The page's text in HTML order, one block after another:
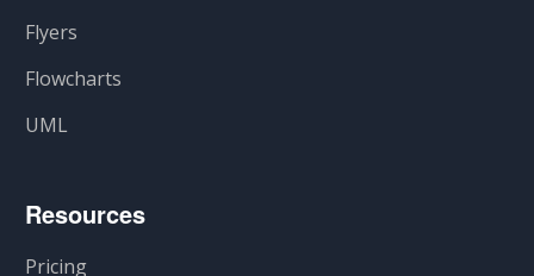
Flyers
Flowcharts
UML
Resources
Pricing